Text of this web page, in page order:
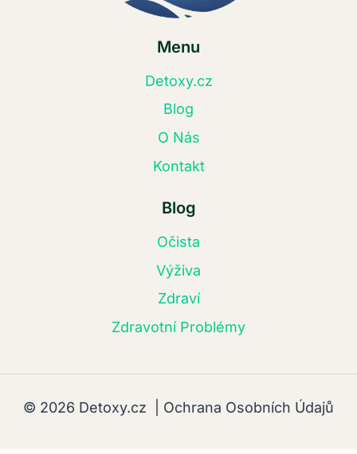
Menu
Detoxy.cz
Blog
O Nás
Kontakt
Blog
Očista
Výživa
Zdraví
Zdravotní Problémy
© 2026 Detoxy.cz | Ochrana Osobních Údajů